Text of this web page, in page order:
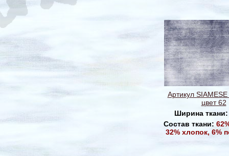
Артикул
цвет 62
Ширина
Состав ткани:
32% хлопок, 6%